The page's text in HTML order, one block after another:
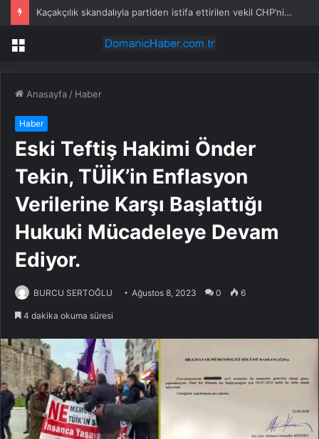
Kaçakçılık skandalıyla partiden istifa ettirilen vekil CHP’nin ilk transferi oldu
Menü
Anasayfa / Haber
Haber
Eski Teftiş Hakimi Önder
Tekin, TÜİK’in Enflasyon
Verilerine Karşı Başlattığı
Hukuki Mücadeleye Devam
Ediyor.
BURCU SERTOĞLU Ağustos 8, 2023 0 6
4 dakika okuma süresi